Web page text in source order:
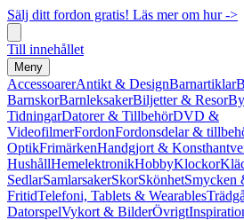
Sälj ditt fordon gratis! Läs mer om hur ->
Till innehållet
Meny
AccessoarerAntikt & DesignBarnartiklar
BarnskorBarnleksakerBiljetter & Resor
TidningarDatorer & TillbehörDVD &
VideofilmerFordonFordonsdelar &
OptikFrimärkenHandgjort &
HushållHemelektronikHobbyKlockor
SedlarSamlarsakerSkorSkönhetSmycken
FritidTelefoni, Tablets & Wearables
DatorspelVykort & BilderÖvrigt